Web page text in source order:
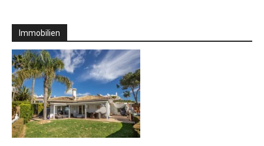
Immobilien